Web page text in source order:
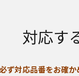
対応す
ず対応品番をお確か